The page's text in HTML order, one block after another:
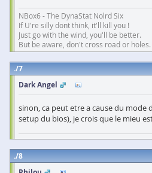
NBox6 - The DynaStat Nolrd Six
If U're silly dont think, it'll kill you !
Just go with the wind, you'll be better.
But be aware, don't cross road or holes.
7
Dark Angel
sinon, ca peut etre a cause du mode
setup du bios), je crois que le mieu
8